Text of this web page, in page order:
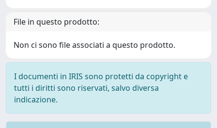
File in questo prodotto:
Non ci sono file associati a questo prodotto.
I documenti in IRIS sono protetti da copyright e
tutti i diritti sono riservati, salvo diversa
indicazione.